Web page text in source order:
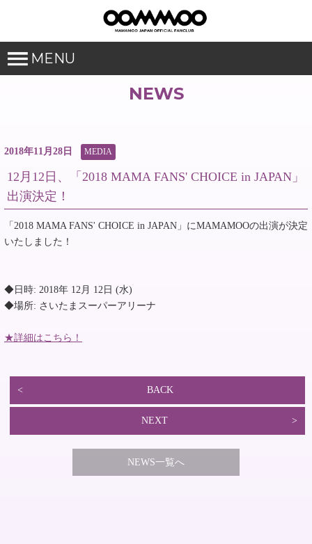
MENU
NEWS
2018年11月28日 MEDIA
12月12日、「2018 MAMA FANS' CHOICE in JAPAN」
出演決定！
「2018 MAMA FANS' CHOICE in JAPAN」にMAMAMOOの出演が決定
いたしました！
◆日時: 2018年 12月 12日 (水)
◆場所: さいたまスーパーアリーナ
★詳細はこちら！
BACK
NEXT
NEWS一覧へ